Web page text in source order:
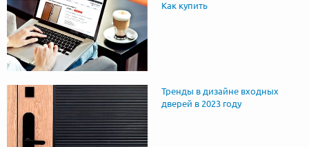
Как купить
Тренды в дизайне входных
дверей в 2023 году